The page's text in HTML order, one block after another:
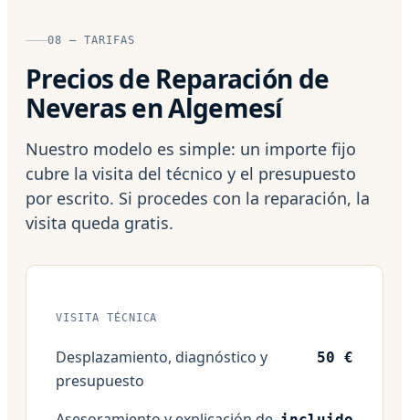
08 — TARIFAS
Precios de Reparación de
Neveras en Algemesí
Nuestro modelo es simple: un importe fijo
cubre la visita del técnico y el presupuesto
por escrito. Si procedes con la reparación, la
visita queda gratis.
VISITA TÉCNICA
Desplazamiento, diagnóstico y
presupuesto
50 €